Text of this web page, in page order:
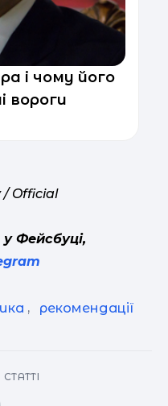
і чому його
вороги
/ Official
у Фейсбуці,
, рекомендації